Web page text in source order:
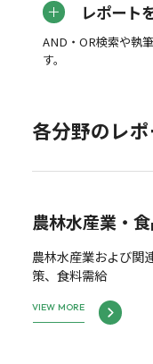
レポート
AND・OR検索や執
す。
各分野のレ
農林水産業・
農林水産業および関
策、食料需給
VIEW MORE